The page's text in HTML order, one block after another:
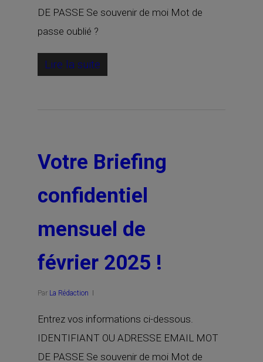
DE PASSE Se souvenir de moi Mot de
passe oublié ?
Lire la suite
Votre Briefing
confidentiel
mensuel de
février 2025 !
Par La Rédaction
Entrez vos informations ci-dessous.
IDENTIFIANT OU ADRESSE EMAIL MOT
DE PASSE Se souvenir de moi Mot de